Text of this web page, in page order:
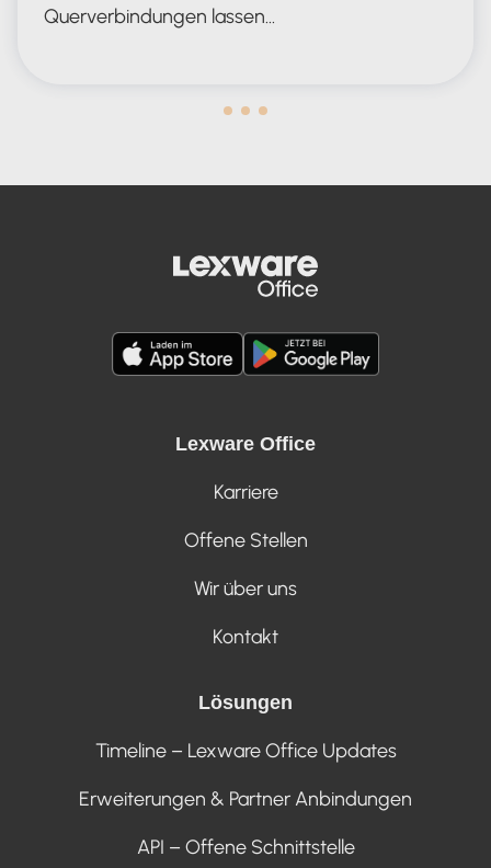
Querverbindungen lassen…
Lexware Office
Karriere
Offene Stellen
Wir über uns
Kontakt
Lösungen
Timeline – Lexware Office Updates
Erweiterungen & Partner Anbindungen
API – Offene Schnittstelle